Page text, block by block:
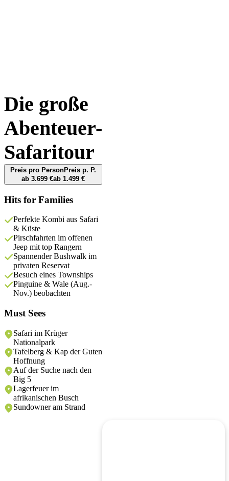
Die große
Abenteuer-
Safaritour
Preis pro PersonPreis p. P.
ab 3.699 €ab 1.499 €
Hits for Families
Perfekte Kombi aus Safari
& Küste
Pirschfahrten im offenen
Jeep mit top Rangern
Spannender Bushwalk im
privaten Reservat
Besuch eines Townships
Pinguine & Wale (Aug.-
Nov.) beobachten
Must Sees
Safari im Krüger
Nationalpark
Tafelberg & Kap der Guten
Hoffnung
Auf der Suche nach den
Big 5
Lagerfeuer im
afrikanischen Busch
Sundowner am Strand